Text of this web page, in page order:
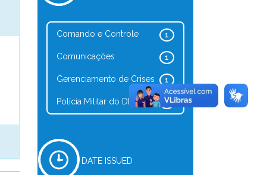
1
Comando e Controle
1
Comunicações
1
Gerenciamento de Crises
1
Polícia Militar do DF
DATE ISSUED